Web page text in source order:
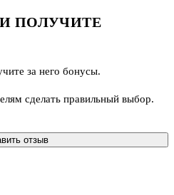
ПОЛУЧИТЕ
за него бонусы.
сделать правильный выбор.
отзыв